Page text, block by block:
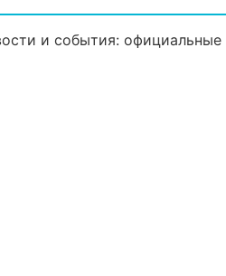
и события: официальные